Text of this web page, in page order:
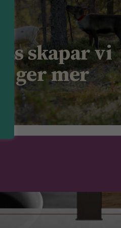
skapar vi
ger mer